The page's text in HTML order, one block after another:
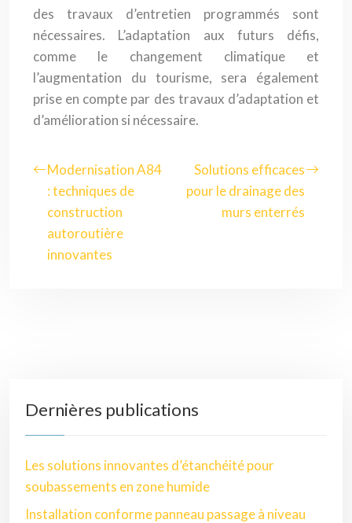
des travaux d’entretien programmés sont
nécessaires. L’adaptation aux futurs défis,
comme le changement climatique et
l’augmentation du tourisme, sera également
prise en compte par des travaux d’adaptation et
d’amélioration si nécessaire.
Modernisation A84
: techniques de
construction
autoroutière
innovantes
Solutions efficaces
pour le drainage des
murs enterrés
Dernières publications
Les solutions innovantes d’étanchéité pour
soubassements en zone humide
Installation conforme panneau passage à niveau